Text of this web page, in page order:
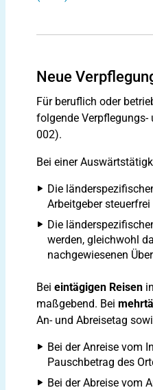
Neue
Für beruflich oder
folgende Verpflegungs-
002).
Bei einer
Die
Arbeitgeber
Die
werden, gleichwohl
nachgewiesenen
Bei eintägigen Reisen
maßgebend. Bei
An- und Abreisetag
Bei der Anreise vom
Pauschbetrag des
Bei der Abreise vom